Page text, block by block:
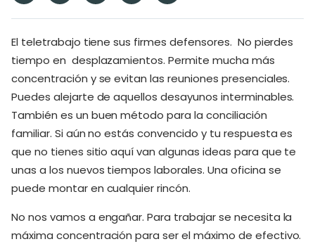
El teletrabajo tiene sus firmes defensores. No pierdes
tiempo en desplazamientos. Permite mucha más
concentración y se evitan las reuniones presenciales.
Puedes alejarte de aquellos desayunos interminables.
También es un buen método para la conciliación
familiar. Si aún no estás convencido y tu respuesta es
que no tienes sitio aquí van algunas ideas para que te
unas a los nuevos tiempos laborales. Una oficina se
puede montar en cualquier rincón.
No nos vamos a engañar. Para trabajar se necesita la
máxima concentración para ser el máximo de efectivo.